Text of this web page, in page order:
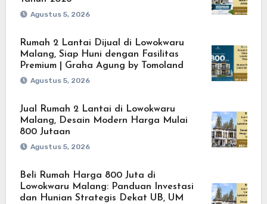
Agustus 5, 2026
Rumah 2 Lantai Dijual di Lowokwaru
Malang, Siap Huni dengan Fasilitas
Premium | Graha Agung by Tomoland
Agustus 5, 2026
Jual Rumah 2 Lantai di Lowokwaru
Malang, Desain Modern Harga Mulai
800 Jutaan
Agustus 5, 2026
Beli Rumah Harga 800 Juta di
Lowokwaru Malang: Panduan Investasi
dan Hunian Strategis Dekat UB, UM